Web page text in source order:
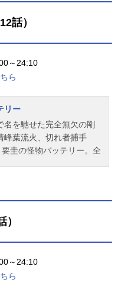
のりと、指導者として成
司。タッグを組んだ二人
メダリスト”を目指す――!
リスト放送形態TVアニメ
29日（土）テレビ朝日系
13話キャスト結束いの
つみ明浦路司：大塚剛央
ノ瀬加那夜鷹純：内田雄
：小市眞琴鴗鳥慎一郎：
田涼佳：木野日菜那智鞠
ぐみ大和絵馬：小岩井こ
作：つるまいかだ（講談
ーズ構成・脚本：花田十
ケート振付：鈴木明子フ
ケート監督・3DCGディレ
話）
～24:10
ら
リー
名を馳せた完全無欠の剛
峰葉流火、切れ者捕手
要圭の怪物バッテリー。全
記憶喪失で野球に関する
ていた。そしてかつて彼
り野球から遠ざかってい
も、偶然同じ高校に入学
校野球ストーリーがいま
品名忘却バッテリー放
）
～24:10
ら